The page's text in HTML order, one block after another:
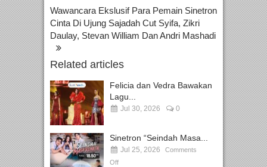
Wawancara Ekslusif Para Pemain Sinetron
Cinta Di Ujung Sajadah Cut Syifa, Zikri
Daulay, Stevan William Dan Andri Mashadi
Related articles
Felicia dan Vedra Bawakan
Lagu...
Jul 30, 2026 0
Sinetron “Seindah Masa...
Jul 25, 2026
Comments
Off